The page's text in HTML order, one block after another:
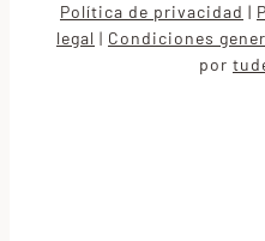
Política de privacidad |
legal | Condiciones
por